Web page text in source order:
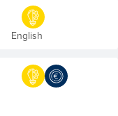
English